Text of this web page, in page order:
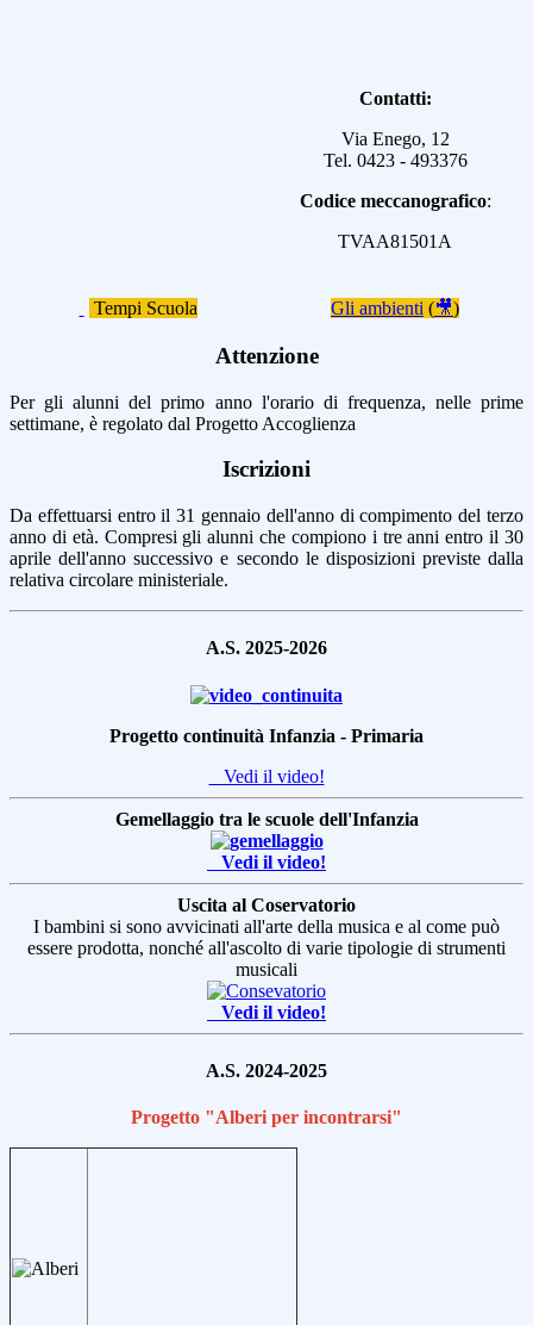
Contatti:
Via Enego, 12
Tel. 0423 - 493376
Codice meccanografico:
TVAA81501A
Tempi Scuola Gli ambienti (🎥)
Attenzione
Per gli alunni del primo anno l'orario di frequenza, nelle prime
settimane, è regolato dal Progetto Accoglienza
Iscrizioni
Da effettuarsi entro il 31 gennaio dell'anno di compimento del terzo
anno di età. Compresi gli alunni che compiono i tre anni entro il 30
aprile dell'anno successivo e secondo le disposizioni previste dalla
relativa circolare ministeriale.
A.S. 2025-2026
Progetto continuità Infanzia - Primaria
Vedi il video!
Gemellaggio tra le scuole dell'Infanzia
Vedi il video!
Uscita al Coservatorio
I bambini si sono avvicinati all'arte della musica e al come può
essere prodotta, nonché all'ascolto di varie tipologie di strumenti
musicali
Vedi il video!
A.S. 2024-2025
Progetto "Alberi per incontrarsi"